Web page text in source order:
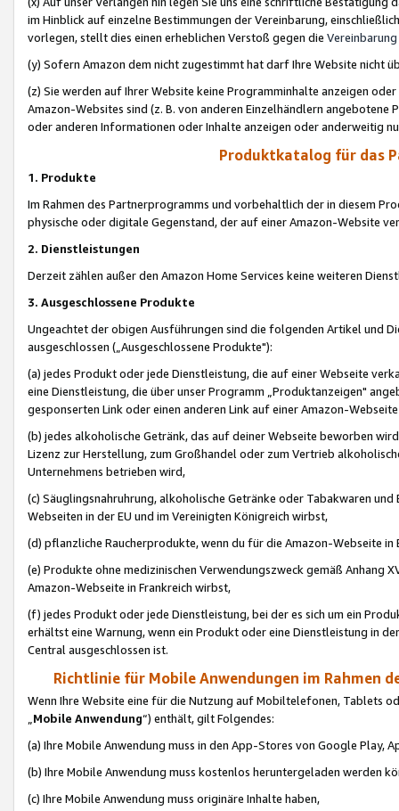
im Hinblick auf einzelne Bestimmungen der Vereinbarung,
vorlegen, stellt dies einen erheblichen Verstoß gegen die Vereinbarung
(y) Sofern Amazon dem nicht zugestimmt hat darf Ihre Website nicht
(z) Sie werden auf Ihrer Website keine Programminhalte anzeigen
Amazon-Websites sind (z. B. von anderen Einzelhändlern
oder anderen Informationen oder Inhalte anzeigen oder anderweitig
Produktkatalog für das
1. Produkte
Im Rahmen des Partnerprogramms und vorbehaltlich der in diesem
physische oder digitale Gegenstand, der auf einer Amazon-Website
2. Dienstleistungen
Derzeit zählen außer den Amazon Home Services keine weiteren
3. Ausgeschlossene Produkte
Ungeachtet der obigen Ausführungen sind die folgenden Artikel und
ausgeschlossen („Ausgeschlossene Produkte"):
(a) jedes Produkt oder jede Dienstleistung, die auf einer Webseite
eine Dienstleistung, die über unser Programm „Produktanzeigen"
gesponserten Link oder einen anderen Link auf einer Amazon-
(b) jedes alkoholische Getränk, das auf deiner Webseite beworben
Lizenz zur Herstellung, zum Großhandel oder zum Vertrieb
Unternehmens betrieben wird,
(c) Säuglingsnahruhrung, alkoholische Getränke oder Tabakwaren
Webseiten in der EU und im Vereinigten Königreich wirbst,
(d) pflanzliche Raucherprodukte, wenn du für die Amazon-Webseite in
(e) Produkte ohne medizinischen Verwendungszweck gemäß Anhang
Amazon-Webseite in Frankreich wirbst,
(f) jedes Produkt oder jede Dienstleistung, bei der es sich um ein
erhältst eine Warnung, wenn ein Produkt oder eine Dienstleistung in
Central ausgeschlossen ist.
Richtlinie für Mobile Anwendungen im Rahmen
Wenn Ihre Website eine für die Nutzung auf Mobiltelefonen, Tablets
„Mobile Anwendung“) enthält, gilt Folgendes:
(a) Ihre Mobile Anwendung muss in den App-Stores von Google Play,
(b) Ihre Mobile Anwendung muss kostenlos heruntergeladen werden
(c) Ihre Mobile Anwendung muss originäre Inhalte haben,